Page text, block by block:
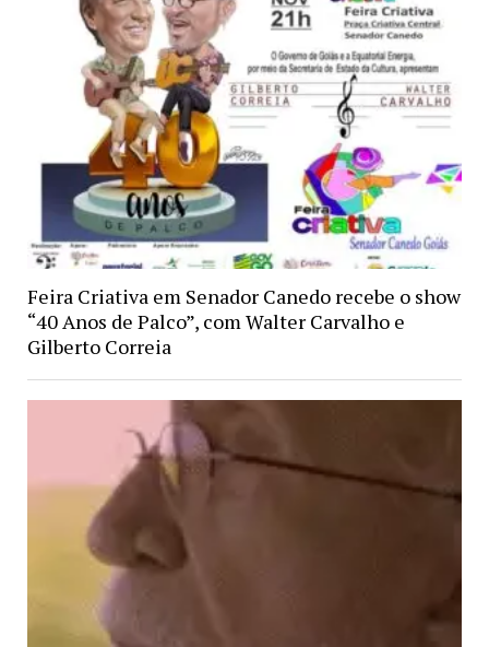
Feira Criativa em Senador Canedo recebe o show
“40 Anos de Palco”, com Walter Carvalho e
Gilberto Correia